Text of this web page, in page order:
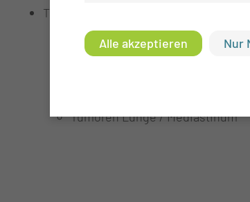
Thorakoskopische Operationen
Pneumothorax
Pleuraempyem
Tumoren Lunge / Mediastinum
Alle akzeptieren Nur